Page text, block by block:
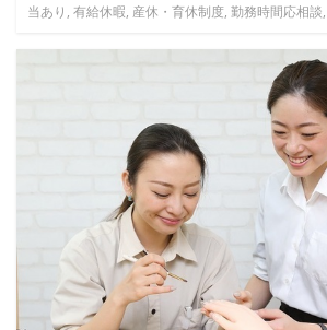
当あり, 有給休暇, 産休・育休制度, 勤務時間応相談